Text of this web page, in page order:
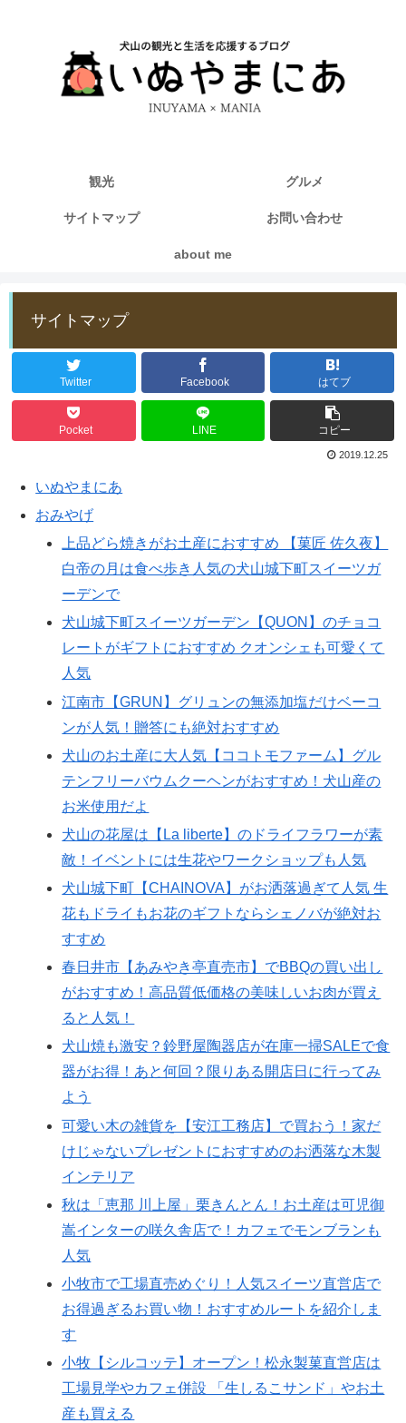
観光 グルメ
サイトマップ お問い合わせ
about me
サイトマップ
Twitter Facebook はてブ
Pocket LINE コピー
2019.12.25
いぬやまにあ
おみやげ
上品どら焼きがお土産におすすめ 【菓匠 佐久夜】
白帝の月は食べ歩き人気の犬山城下町スイーツガ
ーデンで
犬山城下町スイーツガーデン【QUON】のチョコ
レートがギフトにおすすめ クオンシェも可愛くて
人気
江南市【GRUN】グリュンの無添加塩だけベーコ
ンが人気！贈答にも絶対おすすめ
犬山のお土産に大人気【ココトモファーム】グル
テンフリーバウムクーヘンがおすすめ！犬山産の
お米使用だよ
犬山の花屋は【La liberte】のドライフラワーが素
敵！イベントには生花やワークショップも人気
犬山城下町【CHAINOVA】がお洒落過ぎて人気 生
花もドライもお花のギフトならシェノバが絶対お
すすめ
春日井市【あみやき亭直売市】でBBQの買い出し
がおすすめ！高品質低価格の美味しいお肉が買え
ると人気！
犬山焼も激安？鈴野屋陶器店が在庫一掃SALEで食
器がお得！あと何回？限りある開店日に行ってみ
よう
可愛い木の雑貨を【安江工務店】で買おう！家だ
けじゃないプレゼントにおすすめのお洒落な木製
インテリア
秋は「恵那 川上屋」栗きんとん！お土産は可児御
嵩インターの咲久舎店で！カフェでモンブランも
人気
小牧市で工場直売めぐり！人気スイーツ直営店で
お得過ぎるお買い物！おすすめルートを紹介しま
す
小牧【シルコッテ】オープン！松永製菓直営店は
工場見学やカフェ併設 「生しるこサンド」やお土
産も買える